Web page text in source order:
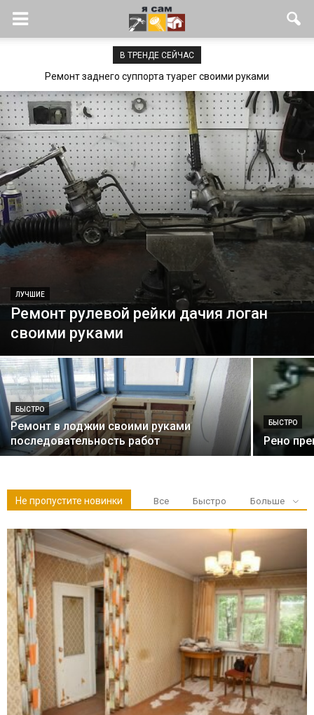
В ТРЕНДЕ СЕЙЧАС
Ремонт металлической крыши частного дома своими руками
ЛУЧШИЕ
Ремонт рулевой рейки дачия логан
своими руками
БЫСТРО
Ремонт в лоджии своими руками
последовательность работ
БЫСТРО
Рено
Не пропустите новинки Все Быстро Больше